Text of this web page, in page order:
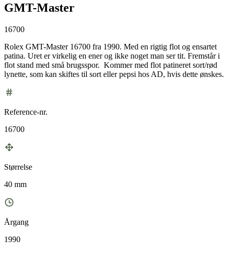
GMT-Master
16700
Rolex GMT-Master 16700 fra 1990. Med en rigtig flot og ensartet
patina. Uret er virkelig en ener og ikke noget man ser tit. Fremstår i
flot stand med små brugsspor. Kommer med flot patineret sort/rød
lynette, som kan skiftes til sort eller pepsi hos AD, hvis dette ønskes.
Reference-nr.
16700
Størrelse
40 mm
Årgang
1990